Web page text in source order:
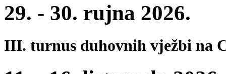
29. - 30. rujna 2026.
III. turnus duhovnih vježbi na